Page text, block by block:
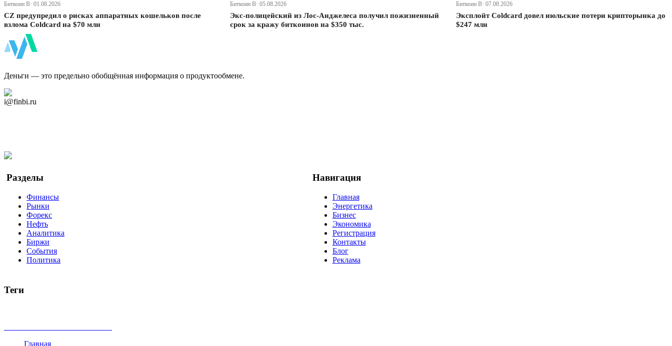
Биткоин В· 01.08.2026
CZ предупредил о рисках аппаратных кошельков после
взлома Coldcard на $70 млн
Биткоин В· 05.08.2026
Экс-полицейский из Лос-Анджелеса получил пожизненный
срок за кражу биткоинов на $350 тыс.
Биткоин В· 07.08.2026
Эксплойт Coldcard довел июльские потери крипторынка до
$247 млн
Деньги — это предельно обобщённая информация о продуктообмене.
i@finbi.ru
Разделы
Финансы
Рынки
Форекс
Нефть
Аналитика
Биржи
События
Политика
Навигация
Главная
Энергетика
Бизнес
Экономика
Регистрация
Контакты
Блог
Реклама
Теги
Главная